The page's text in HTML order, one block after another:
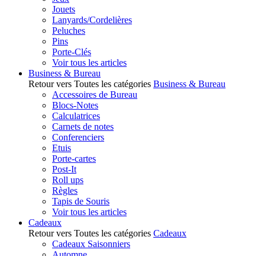
Jouets
Lanyards/Cordelières
Peluches
Pins
Porte-Clés
Voir tous les articles
Business & Bureau
Retour vers Toutes les catégories Business & Bureau
Accessoires de Bureau
Blocs-Notes
Calculatrices
Carnets de notes
Conferenciers
Etuis
Porte-cartes
Post-It
Roll ups
Règles
Tapis de Souris
Voir tous les articles
Cadeaux
Retour vers Toutes les catégories Cadeaux
Cadeaux Saisonniers